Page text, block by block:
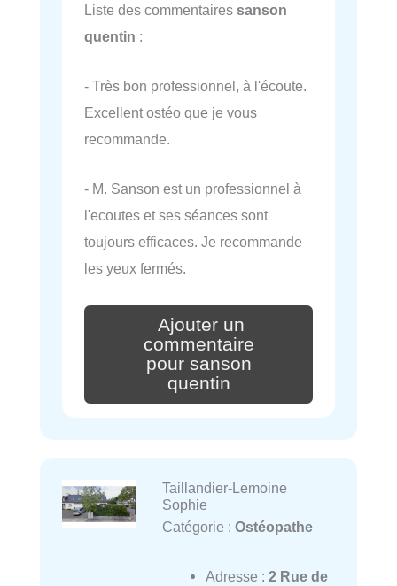
Liste des commentaires sanson
quentin :
- Très bon professionnel, à l'écoute.
Excellent ostéo que je vous
recommande.
- M. Sanson est un professionnel à
l'ecoutes et ses séances sont
toujours efficaces. Je recommande
les yeux fermés.
Ajouter un
commentaire
pour sanson
quentin
Taillandier-Lemoine
Sophie
Catégorie : Ostéopathe
Adresse : 2 Rue de